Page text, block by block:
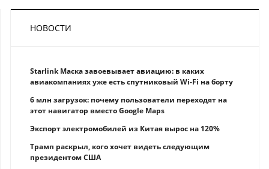
НОВОСТИ
Starlink Маска завоевывает авиацию: в каких
авиакомпаниях уже есть спутниковый Wi-Fi на борту
6 млн загрузок: почему пользователи переходят на
этот навигатор вместо Google Maps
Экспорт электромобилей из Китая вырос на 120%
Трамп раскрыл, кого хочет видеть следующим
президентом США